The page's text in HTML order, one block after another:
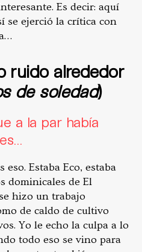
Es decir: aquí
se ejerció la crítica con
ruido alrededor
de soledad)
a la par había
eso. Estaba Eco, estaba
dominicales de El
hizo un trabajo
de caldo de cultivo
Yo le echo la culpa a lo
todo eso se vino para